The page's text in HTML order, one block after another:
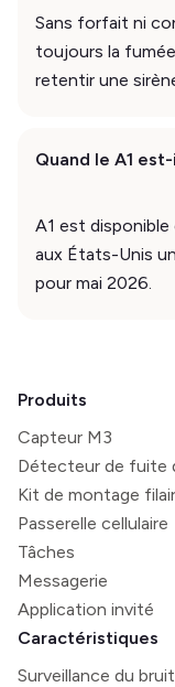
Sans forfait ni
toujours la
retentir une
Quand le A1
A1 est
aux États-Unis
pour mai 2026.
Produits
Capteur M3
Détecteur de fuite
Kit de montage
Passerelle cellulaire
Tâches
Messagerie
Application invité
Caractéristiques
Surveillance du bruit